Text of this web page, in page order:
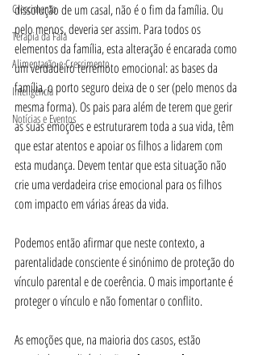
Crescimento
Terapia da Fala
Alimentação e Crescimento
Inteligência
Notícias e Eventos
dissolução de um casal, não é o fim da família. Ou
pelo menos, deveria ser assim. Para todos os
elementos da família, esta alteração é encarada como
um verdadeiro terremoto emocional: as bases da
família, o porto seguro deixa de o ser (pelo menos da
mesma forma). Os pais para além de terem que gerir
as suas emoções e estruturarem toda a sua vida, têm
que estar atentos e apoiar os filhos a lidarem com
esta mudança. Devem tentar que esta situação não
crie uma verdadeira crise emocional para os filhos
com impacto em várias áreas da vida.
Podemos então afirmar que neste contexto, a
parentalidade consciente é sinónimo de proteção do
vínculo parental e de coerência. O mais importante é
proteger o vínculo e não fomentar o conflito.
As emoções que, na maioria dos casos, estão